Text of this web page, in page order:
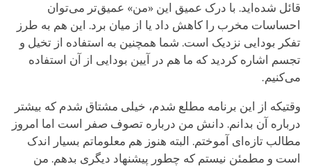
قائل شده‌اید. با درک عمیق این «من» عمیق‌تر می‌توان
احساسات مخرب را کاهش داد یا از میان برد. این هم به طرز
تفکر بودایی نزدیک است. شما همچنین به استفاده از تخیل و
تجسم اشاره کردید که ما هم در آیین بودایی از آن استفاده
می‌کنیم.
وقتیکه از این برنامه مطلع شدم، خیلی مشتاق شدم که بیشتر
درباره‌ آن بدانم. دانش من درباره تصوف صفر است اما امروز
مطالب تازه‌ای آموختم. البته هنوز هم معلوماتم بسیار اندک
است و مطمئن نیستم که چطور پیشنهاد دیگری بدهم. من